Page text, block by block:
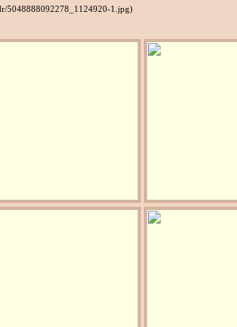
5048888092278_1124920-1.jpg)